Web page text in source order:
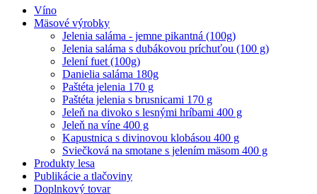
Víno
Mäsové výrobky
Jelenia saláma - jemne pikantná (100g)
Jelenia saláma s dubákovou príchuťou (100 g)
Jelení fuet (100g)
Danielia saláma 180g
Paštéta jelenia 170 g
Paštéta jelenia s brusnicami 170 g
Jeleň na divoko s lesnými hríbami 400 g
Jeleň na víne 400 g
Kapustnica s divinovou klobásou 400 g
Sviečková na smotane s jelením mäsom 400 g
Produkty lesa
Publikácie a tlačoviny
Doplnkový tovar